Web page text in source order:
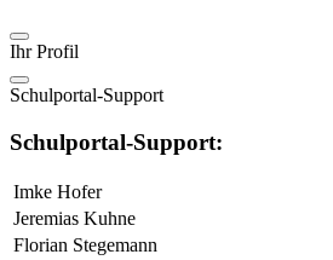
Ihr Profil
Schulportal-Support
Schulportal-Support:
Imke Hofer
Jeremias Kuhne
Florian Stegemann